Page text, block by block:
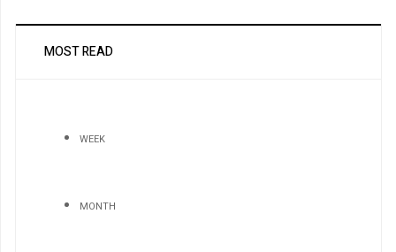
MOST READ
WEEK
MONTH